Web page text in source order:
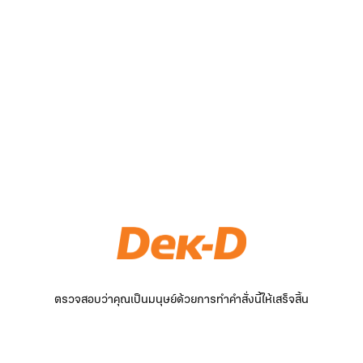
ตรวจสอบว่าคุณเป็นมนุษย์ด้วยการทำคำสั่งนี้ให้เสร็จสิ้น